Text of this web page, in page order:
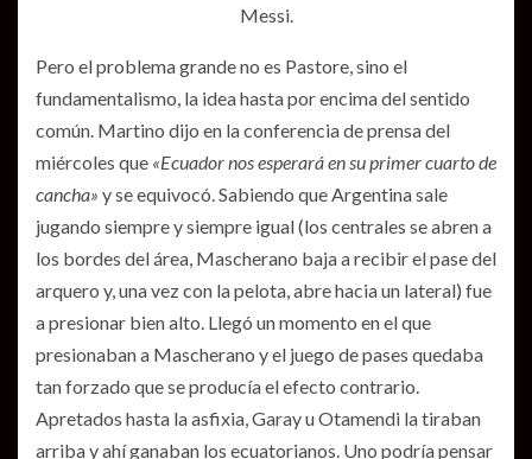
Messi.
Pero el problema grande no es Pastore, sino el
fundamentalismo, la idea hasta por encima del sentido
común. Martino dijo en la conferencia de prensa del
miércoles que «Ecuador nos esperará en su primer cuarto de
cancha» y se equivocó. Sabiendo que Argentina sale
jugando siempre y siempre igual (los centrales se abren a
los bordes del área, Mascherano baja a recibir el pase del
arquero y, una vez con la pelota, abre hacia un lateral) fue
a presionar bien alto. Llegó un momento en el que
presionaban a Mascherano y el juego de pases quedaba
tan forzado que se producía el efecto contrario.
Apretados hasta la asfixia, Garay u Otamendi la tiraban
arriba y ahí ganaban los ecuatorianos. Uno podría pensar